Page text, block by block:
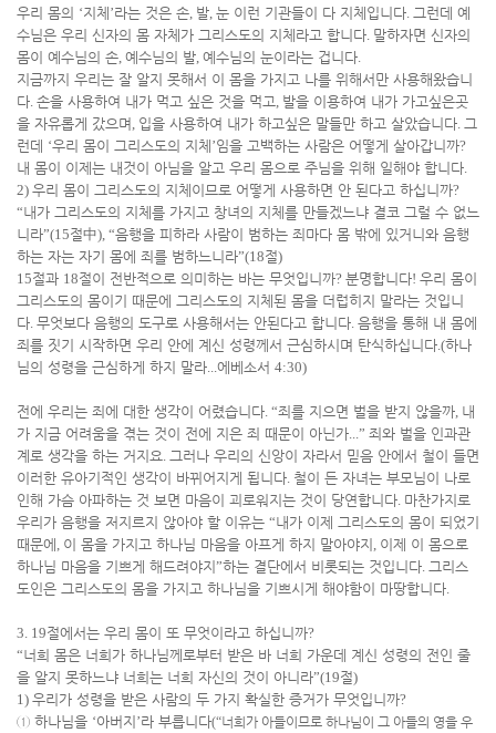
우리 몸의 ‘지체 ’라는 것은 손, 발, 눈 이런 기관들이 다 지체입니다. 그런데 예
수님은 우리 신자의 몸 자체가 그리스도의 지체라고 합니다. 말하자면 신자의
몸이 예수님의 손, 예수님의 발, 예수님의 눈이라는 겁니다.
지금까지 우리는 잘 알지 못해서 이 몸을 가지고 나를 위해서만 사용해왔습니
다. 손을 사용하여 내가 먹고 싶은 것을 먹고, 발을 이용하여 내가 가고싶은곳
을 자유롭게 갔으며 , 입을 사용하여 내가 하고싶은 말들만 하고 살았습니다. 그
런데 ‘우리 몸이 그리스도의 지체 ’임을 고백하는 사람은 어떻게 살아갑니까?
내 몸이 이제는 내것이 아님을 알고 우리 몸으로 주님을 위해 일해야 합니다.
2) 우리 몸이 그리스도의 지체이므로 어떻게 사용하면 안 된다고 하십니까?
“내가 그리스도의 지체를 가지고 창녀의 지체를 만들겠느냐 결코 그럴 수 없느
니라”(15절中), “음행을 피하라 사람이 범하는 죄마다 몸 밖에 있거니와 음행
하는 자는 자기 몸에 죄를 범하느니라”(18절)
15절과 18절이 전반적으로 의미하는 바는 무엇입니까? 분명합니다! 우리 몸이
그리스도의 몸이기 때문에 그리스도의 지체된 몸을 더럽히지 말라는 것입니
다. 무엇보다 음행의 도구로 사용해서는 안된다고 합니다. 음행을 통해 내 몸에
죄를 짓기 시작하면 우리 안에 계신 성령께서 근심하시며 탄식하십니다.(하나
님의 성령을 근심하게 하지 말라...에베소서 4:30)
전에 우리는 죄에 대한 생각이 어렸습니다. “죄를 지으면 벌을 받지 않을까, 내
가 지금 어려움을 겪는 것이 전에 지은 죄 때문이 아닌가...” 죄와 벌을 인과관
계로 생각을 하는 거지요. 그러나 우리의 신앙이 자라서 믿음 안에서 철이 들면
이러한 유아기적인 생각이 바뀌어지게 됩니다. 철이 든 자녀는 부모님이 나로
인해 가슴 아파하는 것 보면 마음이 괴로워지는 것이 당연합니다. 마찬가지로
우리가 음행을 저지르지 않아야 할 이유는 “내가 이제 그리스도의 몸이 되었기
때문에 , 이 몸을 가지고 하나님 마음을 아프게 하지 말아야지 , 이제 이 몸으로
하나님 마음을 기쁘게 해드려야지 ”하는 결단에서 비롯되는 것입니다. 그리스
도인은 그리스도의 몸을 가지고 하나님을 기쁘시게 해야함이 마땅합니다.
3. 19절에서는 우리 몸이 또 무엇이라고 하십니까?
“너희 몸은 너희가 하나님께로부터 받은 바 너희 가운데 계신 성령의 전인 줄
을 알지 못하느냐 너희는 너희 자신의 것이 아니라”(19절)
1) 우리가 성령을 받은 사람의 두 가지 확실한 증거가 무엇입니까?
① 하나님을 ‘아버지 ’라 부릅니다(“너희가 아들이므로 하나님이 그 아들의 영을 우